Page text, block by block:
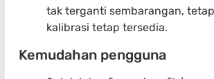
tak terganti sembarangan,
kalibrasi tetap tersedia.
Kemudahan pengguna